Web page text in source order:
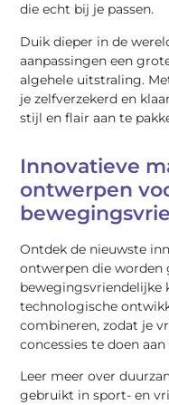
die echt bij je passen.
Duik dieper in de
aanpassingen een
algehele uitstraling.
je zelfverzekerd en
stijl en flair aan te
Innovatieve
ontwerpen
Ontdek de nieuwste
ontwerpen die worden
bewegingsvriendelijke
technologische
combineren, zodat je
concessies te doen
Leer meer over
gebruikt in sport- en